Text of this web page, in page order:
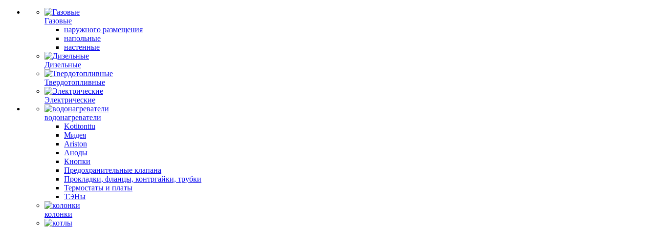
Газовые
наружного размещения
напольные
настенные
Дизельные
Твердотопливные
Электрические
водонагреватели
Kotitonttu
Мидея
Ariston
Аноды
Кнопки
Предохранительные клапана
Прокладки, фланцы, контргайки, трубки
Термостаты и платы
ТЭНы
колонки